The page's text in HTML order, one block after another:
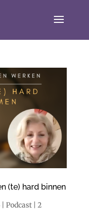
(te) hard binnen
| Podcast| 2